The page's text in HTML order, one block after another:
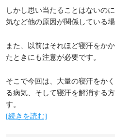
しかし思い当たることはないの
気など他の原因が関係している場
また、以前はそれほど寝汗をか
たときにも注意が必要です。
そこで今回は、大量の寝汗をか
る病気、そして寝汗を解消する
す。
[続きを読む]